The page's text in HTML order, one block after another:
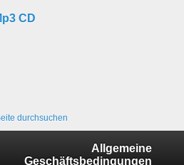
durchsuchen
Allgemeine
Geschäftsbedingungen